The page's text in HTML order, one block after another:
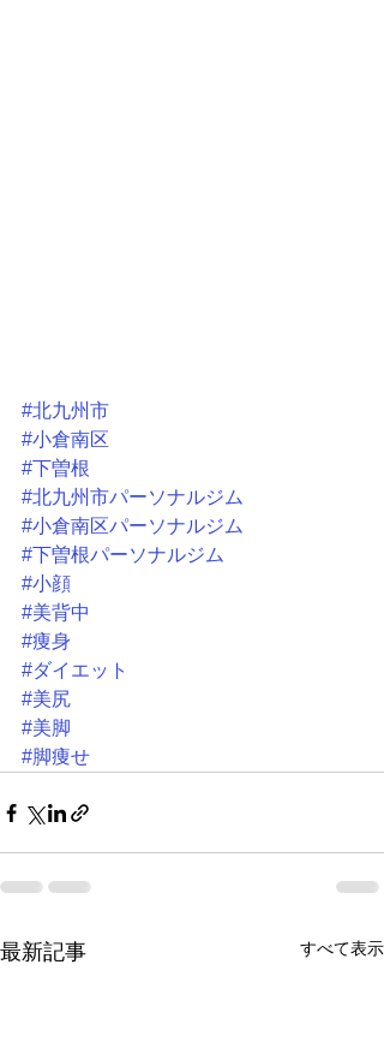
#北九州市
#小倉南区
#下曽根
#北九州市パーソナルジム
#小倉南区パーソナルジム
#下曽根パーソナルジム
#小顔
#美背中
#痩身
#ダイエット
#美尻
#美脚
#脚痩せ
最新記事 すべて表示